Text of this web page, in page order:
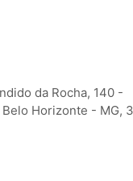
da Rocha, 140 -
Horizonte - MG,